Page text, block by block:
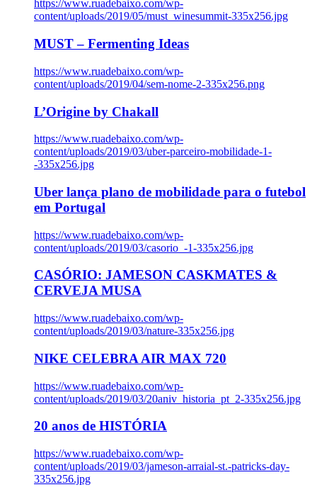
https://www.ruadebaixo.com/wp-
content/uploads/2019/05/must_winesummit-335x256.jpg
MUST – Fermenting Ideas
https://www.ruadebaixo.com/wp-
content/uploads/2019/04/sem-nome-2-335x256.png
L’Origine by Chakall
https://www.ruadebaixo.com/wp-
content/uploads/2019/03/uber-parceiro-mobilidade-1-
-335x256.jpg
Uber lança plano de mobilidade para o futebol
em Portugal
https://www.ruadebaixo.com/wp-
content/uploads/2019/03/casorio_-1-335x256.jpg
CASÓRIO: JAMESON CASKMATES &
CERVEJA MUSA
https://www.ruadebaixo.com/wp-
content/uploads/2019/03/nature-335x256.jpg
NIKE CELEBRA AIR MAX 720
https://www.ruadebaixo.com/wp-
content/uploads/2019/03/20aniv_historia_pt_2-335x256.jpg
20 anos de HISTÓRIA
https://www.ruadebaixo.com/wp-
content/uploads/2019/03/jameson-arraial-st.-patricks-day-
335x256.jpg